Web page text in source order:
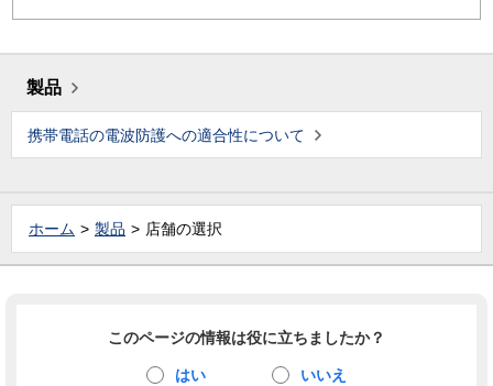
製品
携帯電話の電波防護への適合性について
ホーム 製品 店舗の選択
このページの情報は役に立ちましたか？
はい いいえ